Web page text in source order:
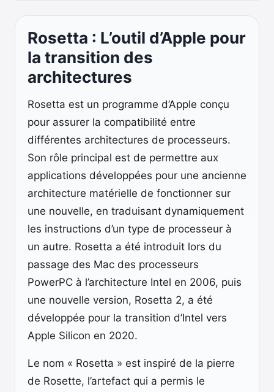
Rosetta : L’outil d’Apple pour
la transition des
architectures
Rosetta est un programme d’Apple conçu
pour assurer la compatibilité entre
différentes architectures de processeurs.
Son rôle principal est de permettre aux
applications développées pour une ancienne
architecture matérielle de fonctionner sur
une nouvelle, en traduisant dynamiquement
les instructions d’un type de processeur à
un autre. Rosetta a été introduit lors du
passage des Mac des processeurs
PowerPC à l’architecture Intel en 2006, puis
une nouvelle version, Rosetta 2, a été
développée pour la transition d’Intel vers
Apple Silicon en 2020.
Le nom « Rosetta » est inspiré de la pierre
de Rosette, l’artefact qui a permis le